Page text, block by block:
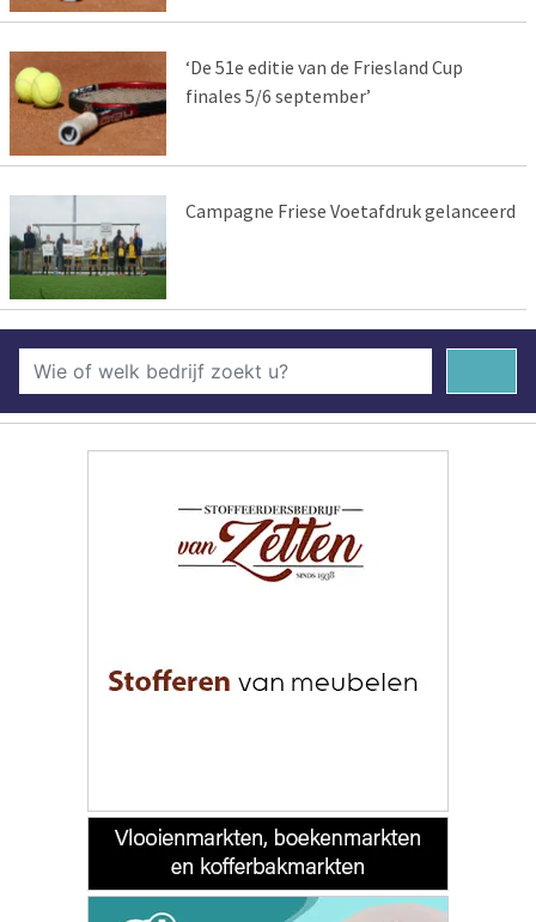
‘De 51e editie van de Friesland Cup
finales 5/6 september’
Campagne Friese Voetafdruk gelanceerd